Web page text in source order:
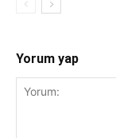
Yorum yap